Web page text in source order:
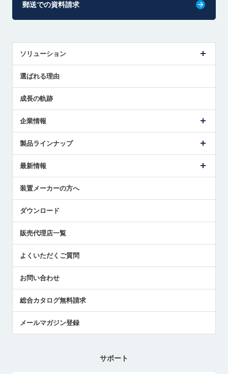
郵送での資料請求
ソリューション
解決策提案
選ばれる理由
成長の軌跡
企業情報
ごあいさつ
受賞履歴
採用情報
国/地域/言語
製品ラインナップ
ツールセッタ製品
エアマイクロセンサ製品
最新情報
メトロールの技術
社員ブログ
中小企業のBCP地震対策
センサのテクニカルガイド
社長ブログ
装置メーカーの方へ
ダウンロード
販売代理店一覧
よくいただくご質問
お問い合わせ
総合カタログ無料請求
メールマガジン登録
サポート